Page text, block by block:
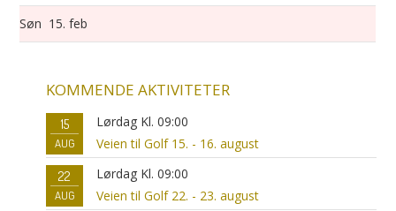
Søn 15. feb
KOMMENDE AKTIVITETER
15
AUG
Lørdag Kl. 09:00
Veien til Golf 15. - 16. august
22
AUG
Lørdag Kl. 09:00
Veien til Golf 22. - 23. august